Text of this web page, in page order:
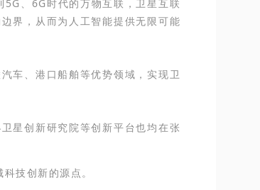
、6G时代的万物互联，卫星互联
界，从而为人工智能提供无限可能
车、港口船舶等优势领域，实现卫
星创新研究院等创新平台也均在张
技创新的源点。